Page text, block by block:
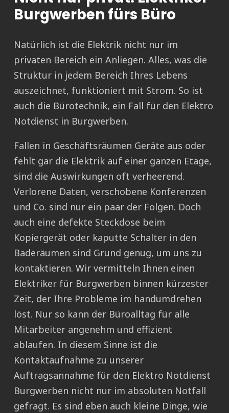
Burgwerben fürs Büro
Natürlich ist die Elektrik nicht nur im
privaten Bereich ein Anliegen. Alles, was die
Struktur in jedem Bereich Ihres Lebens
auszeichnet, funktioniert mit Strom. So ist
auch die Bürotechnik, ein Fall für den Elektro
Notdienst in Burgwerben.
Fallen in Geschäftsräumen Geräte aus oder
fehlt gar die Elektrik auf einer ganzen Etage,
sind die Auswirkungen oft verheerend.
Verlorene Daten, verschobene Konferenzen
und Co. sind nur ein paar der Folgen. Doch
auch eine defekte Steckdose beim
Kopiergerät oder kaputte Schalter in den
Baderäumen sind Grund genug, um uns zu
kontaktieren. Wir vermitteln Ihnen einen
Elektriker für Burgwerben binnen kürzester
Zeit, der Ihre Probleme im handumdrehen
löst. Nur so kann der Büroalltag für alle
Mitarbeiter angenehm und effizient
ablaufen. In diesem Sinne ist die
Kontaktaufnahme zu unserer
Auftragsannahme für den Elektro Notdienst
Burgwerben nicht nur im absoluten Notfall
gefragt. Es sind eben auch kleine Dinge, wie